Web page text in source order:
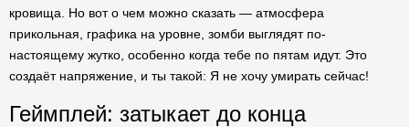
кровища. Но вот о чем можно сказать — атмосфера
прикольная, графика на уровне, зомби выглядят по-
настоящему жутко, особенно когда тебе по пятам идут. Это
создаёт напряжение, и ты такой: Я не хочу умирать сейчас!
Геймплей: затыкает до конца